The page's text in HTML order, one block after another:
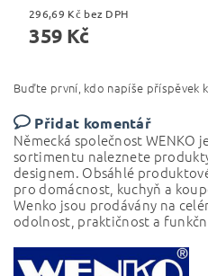
296,69 Kč bez DPH
359 Kč
Buďte první, kdo napíše příspěvek
Přidat komentář
Německá společnost WENKO
sortimentu naleznete
designem. Obsáhlé
pro domácnost, kuchyň a
Wenko jsou prodávány na
odolnost, praktičnost a